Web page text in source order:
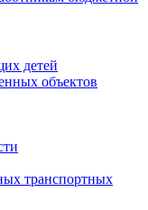
детей
объектов
транспортных